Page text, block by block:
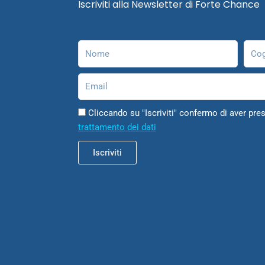
Iscriviti alla Newsletter di Forte Chance
Cliccando su "Iscriviti" confermo di aver
trattamento dei dati
Iscriviti